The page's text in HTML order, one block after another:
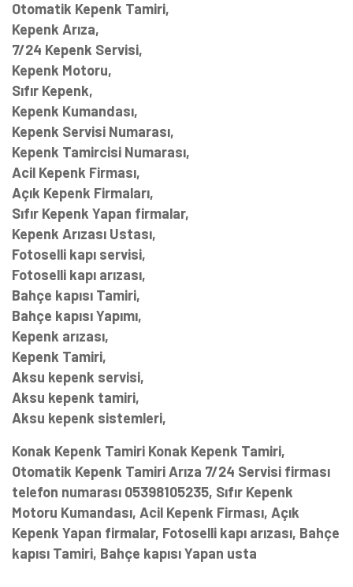
Otomatik Kepenk Tamiri,
Kepenk Arıza,
7/24 Kepenk Servisi,
Kepenk Motoru,
Sıfır Kepenk,
Kepenk Kumandası,
Kepenk Servisi Numarası,
Kepenk Tamircisi Numarası,
Acil Kepenk Firması,
Açık Kepenk Firmaları,
Sıfır Kepenk Yapan firmalar,
Kepenk Arızası Ustası,
Fotoselli kapı servisi,
Fotoselli kapı arızası,
Bahçe kapısı Tamiri,
Bahçe kapısı Yapımı,
Kepenk arızası,
Kepenk Tamiri,
Aksu kepenk servisi,
Aksu kepenk tamiri,
Aksu kepenk sistemleri,
Konak Kepenk Tamiri Konak Kepenk Tamiri,
Otomatik Kepenk Tamiri Arıza 7/24 Servisi firması
telefon numarası 05398105235, Sıfır Kepenk
Motoru Kumandası, Acil Kepenk Firması, Açık
Kepenk Yapan firmalar, Fotoselli kapı arızası, Bahçe
kapısı Tamiri, Bahçe kapısı Yapan usta